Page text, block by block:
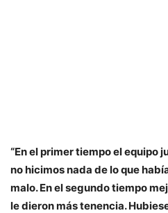
“En el primer tiempo el equipo
no hicimos nada de lo que
malo. En el segundo tiempo
le dieron más tenencia.